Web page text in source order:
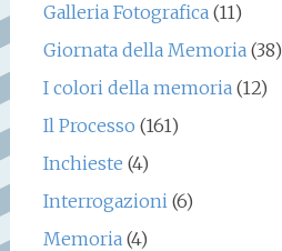
Galleria Fotografica(11)
Giornata della Memoria(38)
I colori della memoria(12)
Il Processo (161)
Inchieste (4)
Interrogazioni(6)
Memoria(4)